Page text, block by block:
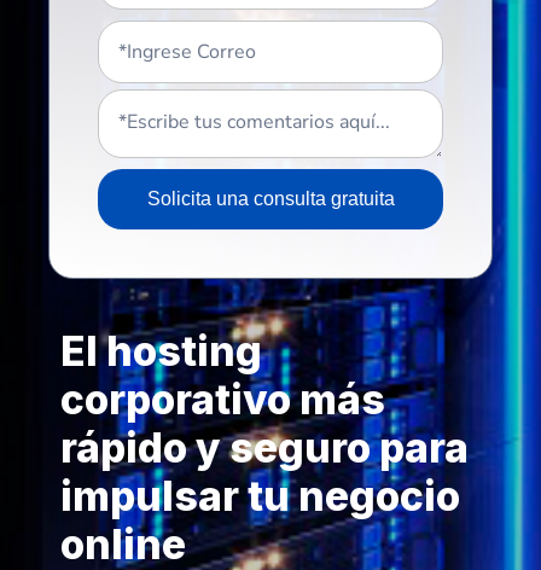
El hosting
corporativo más
rápido y seguro para
impulsar tu negocio
online
Solicita una consulta gratuita